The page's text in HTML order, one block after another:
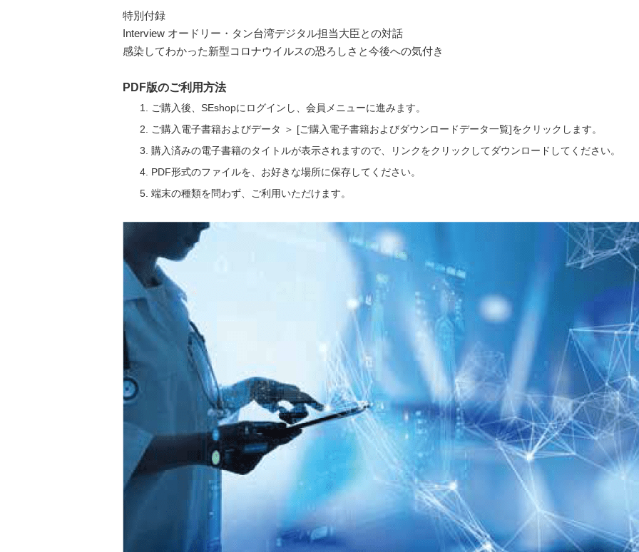
特別付録
Interview オードリー・タン台湾デジタル担当大臣との対話
感染してわかった新型コロナウイルスの恐ろしさと今後への気付き
PDF版のご利用方法
ご購入後、SEshopにログインし、会員メニューに進みます。
ご購入電子書籍およびデータ ＞ [ご購入電子書籍およびダウンロードデータ一覧]をクリックします。
購入済みの電子書籍のタイトルが表示されますので、リンクをクリックしてダウンロードしてください。
PDF形式のファイルを、お好きな場所に保存してください。
端末の種類を問わず、ご利用いただけます。